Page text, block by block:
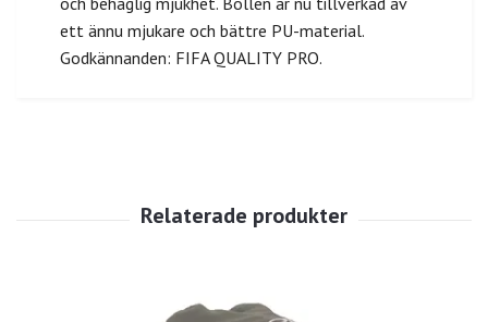
ett ännu mjukare och bättre PU-material.
Godkännanden: FIFA QUALITY PRO.